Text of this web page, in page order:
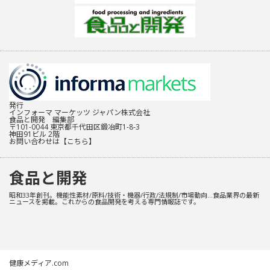
発行
インフォーマ マーケッツ ジャパン株式会社
食品と開発 編集部
〒101-0044 東京都千代田区鍛冶町1-8-3
神田91ビル 2階
お問い合わせは 【こちら】
食品と開発
昭和33年創刊。機能性素材/原料/技術・機器/行政/法規制/市場動向…食品業界の最新
ニュースを掲載。これからの食品開発を考える専門情報誌です。
健康メディア.com